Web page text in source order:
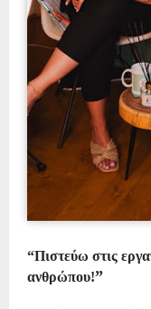
“Πιστεύω στις
ανθρώπου!”